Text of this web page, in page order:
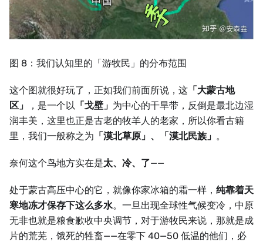
图 8：我们认知里的「游牧民」的分布范围
这个图就很好玩了，正如我们前面所说，这 「大蒙古地
区」
，是一个以 「戈壁」 为中心的干旱带，反倒是最北边湿
润丰美，这里也正是古老的牧羊人的老家，所以你看古籍
里，我们一般称之为 「漠北草原」、「漠北民族」 。
奈何这个鸟地方实在是太、冷、了——
处于蒙古高压中心的它，就像你家冰箱的霜一样， 纯靠着天
寒地冻才保存下这么多水。一旦出现全球性气候变冷，中原
无非也就是粮食歉收中央调节，对于游牧民来说，那就是成
片的荒芜，饿死的牲畜——在零下 40—50 低温的他们，必